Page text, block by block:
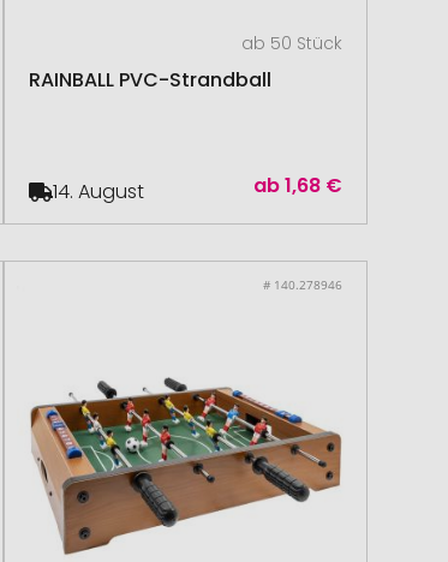
ab 50 Stück
RAINBALL PVC-Strandball
ab1,68 €
14. August
# 140.278946